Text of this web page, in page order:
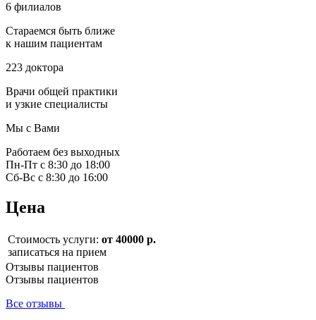
6 филиалов
Стараемся быть ближе
к нашим пациентам
223 доктора
Врачи общей практики
и узкие специалисты
Мы с Вами
Работаем без выходных
Пн-Пт с 8:30 до 18:00
Сб-Вс с 8:30 до 16:00
Цена
Стоимость услуги: от 40000 р.
записаться на прием
Отзывы пациентов
Отзывы пациентов
Все отзывы